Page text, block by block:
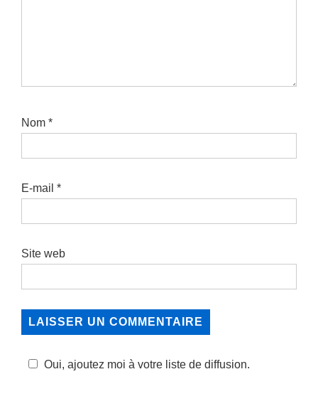
Nom *
E-mail *
Site web
Oui, ajoutez moi à votre liste de diffusion.